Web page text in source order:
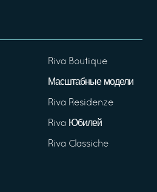
Riva Boutique
Масштабные модели
Riva Residenze
Riva Юбилей
Riva Classiche